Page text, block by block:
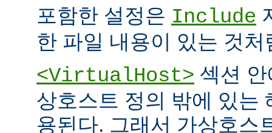
포함한 설정은 Include
한 파일 내용이 있는 것처
<VirtualHost> 섹션
상호스트 정의 밖에 있는
용된다. 그래서 가상호스